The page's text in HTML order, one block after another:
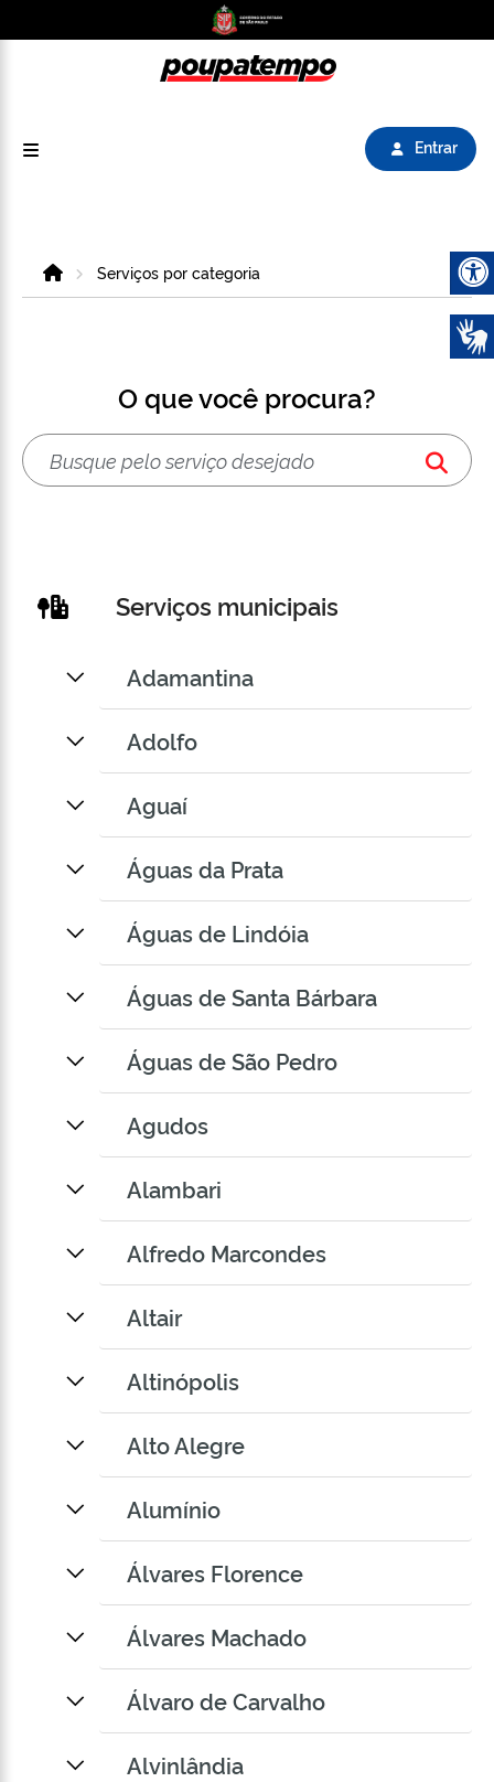
Entrar
HomeServiços por categoria
O que você procura?
Serviços municipais
Adamantina
Adolfo
Aguaí
Águas da Prata
Águas de Lindóia
Águas de Santa Bárbara
Águas de São Pedro
Agudos
Alambari
Alfredo Marcondes
Altair
Altinópolis
Alto Alegre
Alumínio
Álvares Florence
Álvares Machado
Álvaro de Carvalho
Alvinlândia